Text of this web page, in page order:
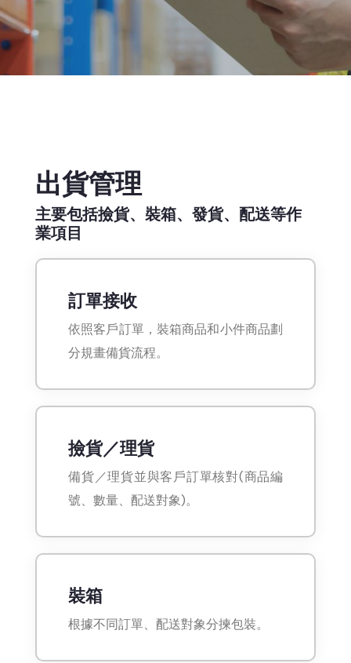
出貨管理
主要包括撿貨、裝箱、發貨、配送等作
業項目
訂單接收
依照客戶訂單，裝箱商品和小件商品劃
分規畫備貨流程。
撿貨／理貨
備貨／理貨並與客戶訂單核對(商品編
號、數量、配送對象)。
裝箱
根據不同訂單、配送對象分揀包裝。